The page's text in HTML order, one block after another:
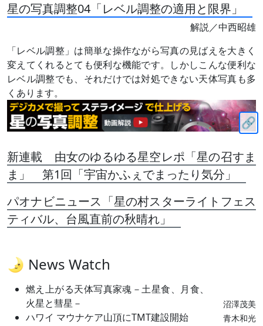
星の写真調整04「レベル調整の適用と限界」
解説／中西昭雄
「レベル調整」は簡単な操作ながら写真の見ばえを大きく
変えてくれるとても便利な機能です。しかしこんな便利な
レベル調整でも、それだけでは対処できない天体写真も多
くあります。
新連載 由女のゆるゆる星空レポ「星の召すま
ま」 第1回「宇宙かふぇでまったり気分」
パオナビニュース「星の村スターライトフェス
ティバル、台風直前の秋晴れ」
🌛 News Watch
燃え上がる天体写真家魂－土星食、月食、
火星と彗星－
沼澤茂美
ハワイ マウナケア山頂にTMT建設開始 青木和光